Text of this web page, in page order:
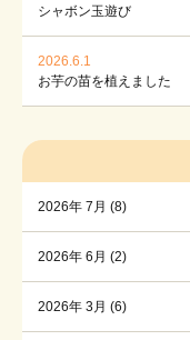
シャボン玉遊び
2026.6.1
お芋の苗を植えました
2026年 7月 (8)
2026年 6月 (2)
2026年 3月 (6)